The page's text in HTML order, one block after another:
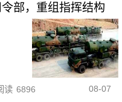
部，重组指挥结构
读 6896 08-07